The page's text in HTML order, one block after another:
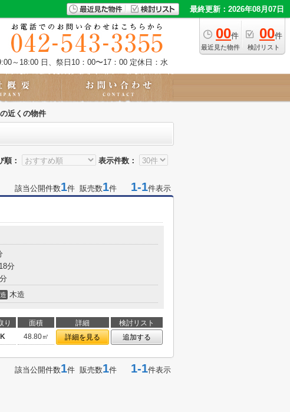
最終更新：2026年08月07日
00件
最近見た物件
00件
検討リスト
～18:00 日、祭日10：00〜17：00 定休日：水
近くの物件
順： 表示件数：
該当公開件数1件 販売数1件 1-1件表示
分
木造
り 面積 詳細
検討リスト
48.80㎡ 詳細を見る 追加する
該当公開件数1件 販売数1件 1-1件表示